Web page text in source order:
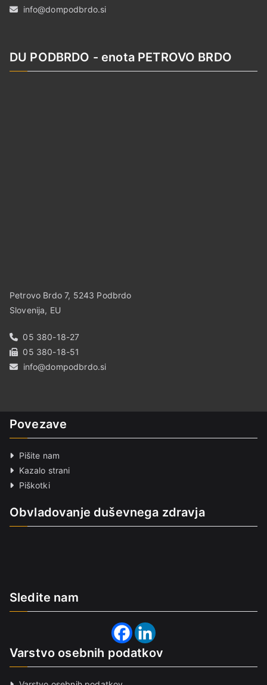
info@dompodbrdo.si
DU PODBRDO - enota PETROVO BRDO
Petrovo Brdo 7, 5243 Podbrdo
Slovenija, EU
05 380-18-27
05 380-18-51
info@dompodbrdo.si
Povezave
Pišite nam
Kazalo strani
Piškotki
Obvladovanje duševnega zdravja
Sledite nam
Varstvo osebnih podatkov